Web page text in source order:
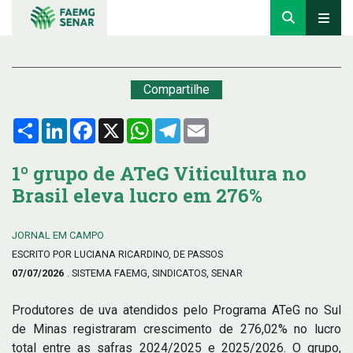
Compartilhe
Compartilhar
LinkedInFacebook
X WhatsApp
Telegram
1º grupo de ATeG Viticultura no
Brasil eleva lucro em 276%
JORNAL EM CAMPO
ESCRITO POR LUCIANA RICARDINO, DE PASSOS
07/07/2026 . SISTEMA FAEMG, SINDICATOS, SENAR
Produtores de uva atendidos pelo Programa ATeG no Sul
de Minas registraram crescimento de 276,02% no lucro
total entre as safras 2024/2025 e 2025/2026. O grupo,